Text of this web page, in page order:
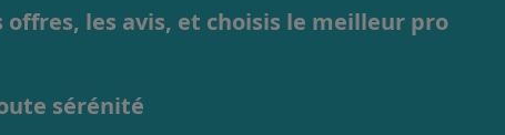
offres, les avis, et choisis le meilleur pro
sérénité